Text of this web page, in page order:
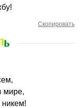
Скопировать
мире,
никем!